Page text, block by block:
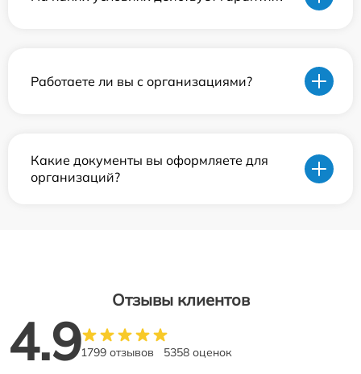
Работаете ли вы с организациями?
Какие документы вы оформляете для
организаций?
Отзывы клиентов
4.91799 отзывов 5358 оценок